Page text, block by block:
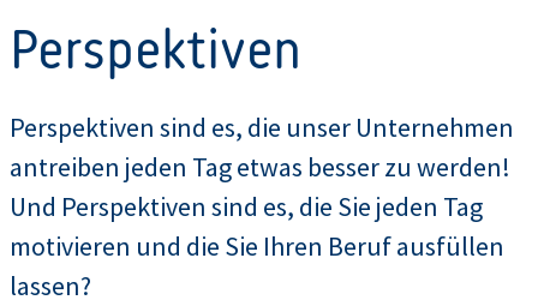
Perspektiven
Perspektiven sind es, die unser Unternehmen
antreiben jeden Tag etwas besser zu werden!
Und Perspektiven sind es, die Sie jeden Tag
motivieren und die Sie Ihren Beruf ausfüllen
lassen?